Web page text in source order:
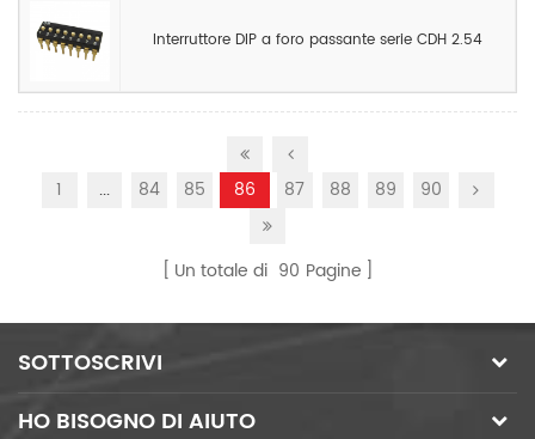
Interruttore DIP a foro passante serie CDH 2.54
1 ... 84 85 86 87 88 89 90
Un totale di 90 Pagine
SOTTOSCRIVI
HO BISOGNO DI AIUTO